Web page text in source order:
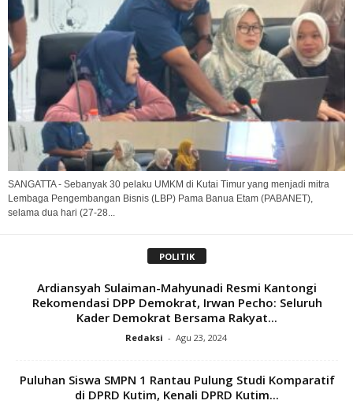
SANGATTA - Sebanyak 30 pelaku UMKM di Kutai Timur yang menjadi mitra
Lembaga Pengembangan Bisnis (LBP) Pama Banua Etam (PABANET),
selama dua hari (27-28...
POLITIK
Ardiansyah Sulaiman-Mahyunadi Resmi Kantongi
Rekomendasi DPP Demokrat, Irwan Pecho: Seluruh
Kader Demokrat Bersama Rakyat...
Redaksi - Agu 23, 2024
Puluhan Siswa SMPN 1 Rantau Pulung Studi Komparatif
di DPRD Kutim, Kenali DPRD Kutim...